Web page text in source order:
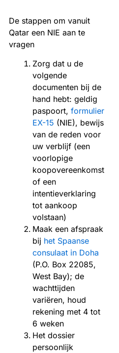
De stappen om vanuit
Qatar een NIE aan te
vragen
Zorg dat u de
volgende
documenten bij de
hand hebt: geldig
paspoort, formulier
EX-15 (NIE), bewijs
van de reden voor
uw verblijf (een
voorlopige
koopovereenkomst
of een
intentieverklaring
tot aankoop
volstaan)
Maak een afspraak
bij het Spaanse
consulaat in Doha
(P.O. Box 22085,
West Bay); de
wachttijden
variëren, houd
rekening met 4 tot
6 weken
Het dossier
persoonlijk